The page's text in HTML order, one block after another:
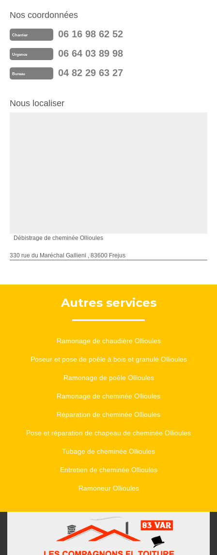
Nos coordonnées
Chantier 06 16 98 62 52
Urgence 06 64 03 89 98
Bureau 04 82 29 63 27
Nous localiser
Débistrage de cheminée Ollioules
330 rue du Maréchal Gallieni , 83600 Frejus
Autres services
Ramonage de chaudière Ollioules
Poseur et pose de poêle à bois et granulé Ollioules
Ramonage de poêle Ollioules
Ramonage de cheminée Ollioules
Réparation de cheminée Ollioules
Pose et réparation de chapeau de cheminée Ollioules
Tubage de cheminée Ollioules
Entretien de cheminée Ollioules
Ramoneur Ollioules